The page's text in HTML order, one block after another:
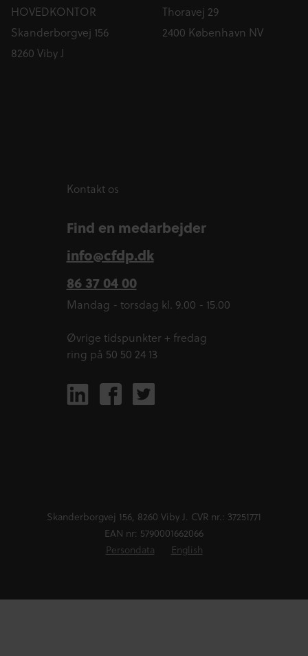
HOVEDKONTOR
Skanderborgvej 156
8260 Viby J
Thoravej 29
2400 København NV
Kontakt os
Find en medarbejder
info@cfdp.dk
86 37 04 00
Mandag - torsdag kl. 9.00 - 15.00
Øvrige tidspunkter + fredag
ring på 50 50 24 13
Skanderborgvej 156, 8260 Viby J. CVR nr.: 37251771
EAN nr: 5790001662066
Persondata
English